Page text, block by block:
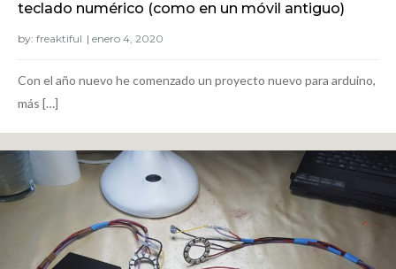
teclado numérico (como en un móvil antiguo)
by: freaktiful
Con el año nuevo he comenzado un proyecto nuevo para arduino,
más […]